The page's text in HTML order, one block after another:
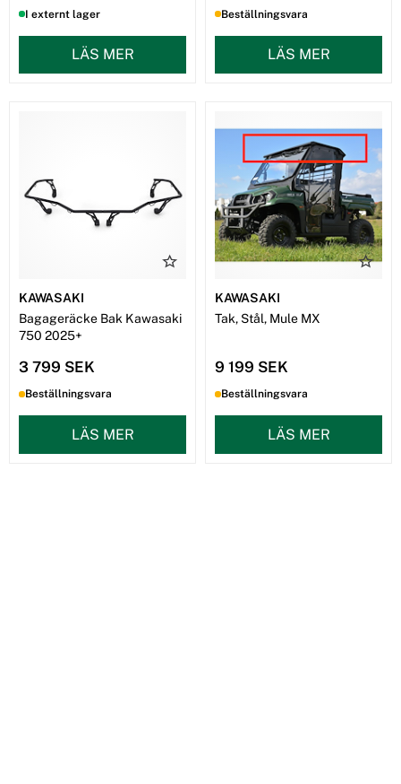
I externt lager
LÄS MER
Beställningsvara
LÄS MER
KAWASAKI
Bagageräcke Bak Kawasaki
750 2025+
3 799 SEK
Beställningsvara
LÄS MER
KAWASAKI
Tak, Stål, Mule MX
9 199 SEK
Beställningsvara
LÄS MER